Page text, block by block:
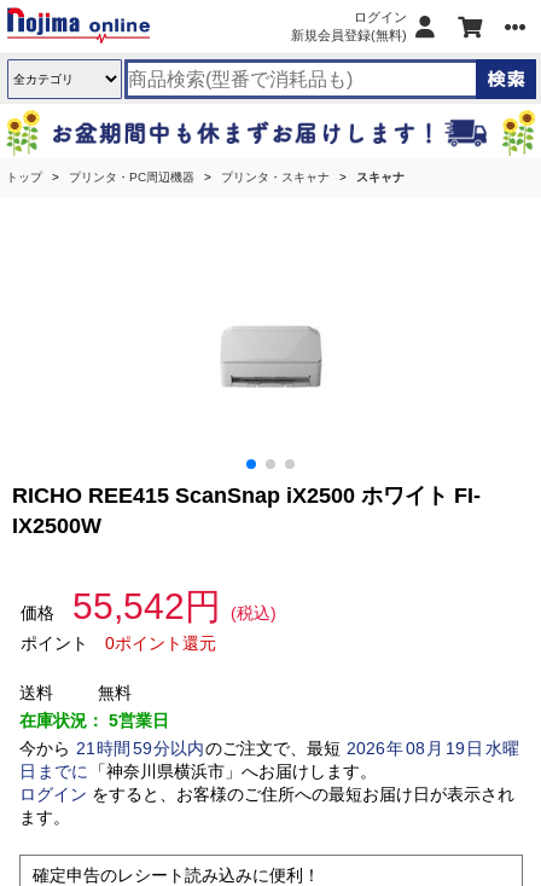
ログイン
新規会員登録(無料)
トップ プリンタ・PC周辺機器 プリンタ・スキャナ スキャナ
RICHO REE415 ScanSnap iX2500 ホワイト FI-
IX2500W
価格 55,542円
(税込)
ポイント
0ポイント還元
送料
無料
在庫状況： 5営業日
今から 21 時間 59分以内のご注文で、最短 2026年08 月 19日水曜
日 までに 「神奈川県横浜市」 へお届けします。
ログイン をすると、お客様のご住所への最短お届け日が表示され
ます。
確定申告のレシート読み込みに便利！